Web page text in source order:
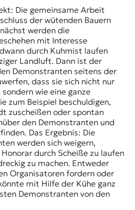
Die gemeinsame Arbeit
der wütenden Bauern
werden die
mit Interesse
durch Kuhmist laufen
Landluft. Dann ist der
Demonstranten seitens der
dass sie sich nicht nur
wie eine ganze
zum Beispiel beschuldigen,
zuscheißen oder spontan
den Demonstranten und
Das Ergebnis: Die
werden sich weigern,
durch Scheiße zu laufen
zu machen. Entweder
Organisatoren fordern oder
mit Hilfe der Kühe ganz
Demonstranten von den